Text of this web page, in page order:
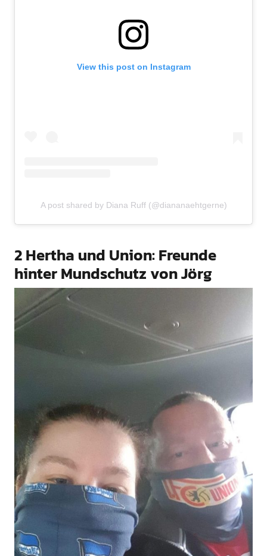
View this post on Instagram
A post shared by Diana Ruff (@diananaehtgerne)
2 Hertha und Union: Freunde
hinter Mundschutz von Jörg